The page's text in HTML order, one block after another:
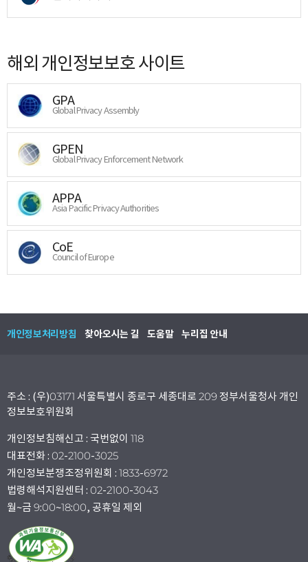
해외 개인정보보호 사이트
GPA
Global Privacy Assembly
GPEN
Global Privacy Enforcement Network
APPA
Asia Pacific Privacy Authorities
CoE
Council of Europe
개인정보처리방침 찾아오시는 길 도움말 누리집 안내
주소 : (우)03171 서울특별시 종로구 세종대로 209 정부서울청사 개인
정보보호위원회
개인정보침해신고 : 국번없이 118
대표전화 : 02-2100-3025
개인정보분쟁조정위원회 : 1833-6972
법령해석지원센터 : 02-2100-3043
월~금 9:00~18:00, 공휴일 제외